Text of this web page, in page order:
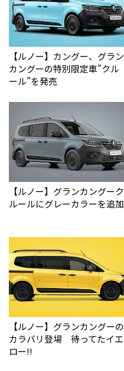
【ルノー】カングー、グラン
カングーの特別限定車”クル
ール”を発売
【ルノー】グランカングーク
ルールにグレーカラーを追加
【ルノー】グランカングーの
カラバリ登場 待ってたイエ
ロー!!